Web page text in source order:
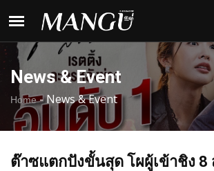
News & Event
Home- News & Event
ต๊าซแตกปังขั้นสุด โผผู้เข้าชิง 8